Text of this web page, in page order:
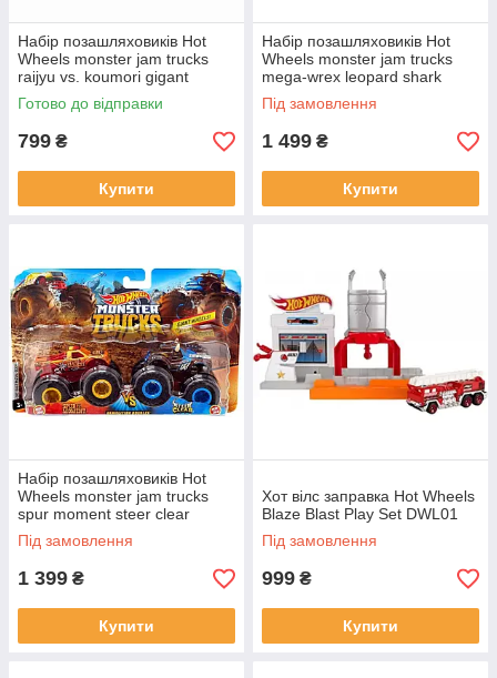
Набір позашляховиків Hot
Wheels monster jam trucks
raijyu vs. koumori gigant
wheels
Готово до відправки
799 ₴
Купити
Набір позашляховиків Hot
Wheels monster jam trucks
mega-wrex leopard shark
Під замовлення
1 499 ₴
Купити
Набір позашляховиків Hot
Wheels monster jam trucks
spur moment steer clear
Під замовлення
1 399 ₴
Купити
Хот вілс заправка Hot Wheels
Blaze Blast Play Set DWL01
Під замовлення
999 ₴
Купити